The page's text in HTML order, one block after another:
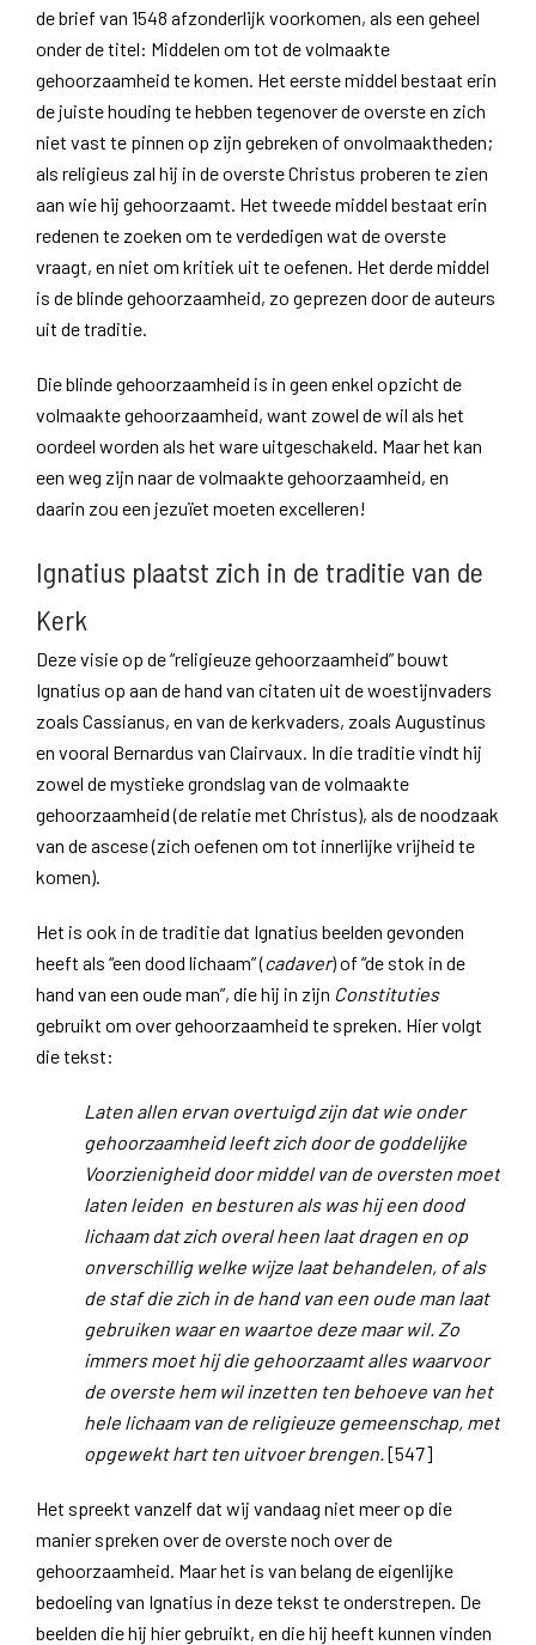
de brief van 1548 afzonderlijk voorkomen, als een geheel
onder de titel: Middelen om tot de volmaakte
gehoorzaamheid te komen. Het eerste middel bestaat erin
de juiste houding te hebben tegenover de overste en zich
niet vast te pinnen op zijn gebreken of onvolmaaktheden;
als religieus zal hij in de overste Christus proberen te zien
aan wie hij gehoorzaamt. Het tweede middel bestaat erin
redenen te zoeken om te verdedigen wat de overste
vraagt, en niet om kritiek uit te oefenen. Het derde middel
is de blinde gehoorzaamheid, zo geprezen door de auteurs
uit de traditie.
Die blinde gehoorzaamheid is in geen enkel opzicht de
volmaakte gehoorzaamheid, want zowel de wil als het
oordeel worden als het ware uitgeschakeld. Maar het kan
een weg zijn naar de volmaakte gehoorzaamheid, en
daarin zou een jezuïet moeten excelleren!
Ignatius plaatst zich in de traditie van de
Kerk
Deze visie op de “religieuze gehoorzaamheid” bouwt
Ignatius op aan de hand van citaten uit de woestijnvaders
zoals Cassianus, en van de kerkvaders, zoals Augustinus
en vooral Bernardus van Clairvaux. In die traditie vindt hij
zowel de mystieke grondslag van de volmaakte
gehoorzaamheid (de relatie met Christus), als de noodzaak
van de ascese (zich oefenen om tot innerlijke vrijheid te
komen).
Het is ook in de traditie dat Ignatius beelden gevonden
heeft als “een dood lichaam” (cadaver) of “de stok in de
hand van een oude man”, die hij in zijn Constituties
gebruikt om over gehoorzaamheid te spreken. Hier volgt
die tekst:
Laten allen ervan overtuigd zijn dat wie onder
gehoorzaamheid leeft zich door de goddelijke
Voorzienigheid door middel van de oversten moet
laten leiden en besturen als was hij een dood
lichaam dat zich overal heen laat dragen en op
onverschillig welke wijze laat behandelen, of als
de staf die zich in de hand van een oude man laat
gebruiken waar en waartoe deze maar wil. Zo
immers moet hij die gehoorzaamt alles waarvoor
de overste hem wil inzetten ten behoeve van het
hele lichaam van de religieuze gemeenschap, met
opgewekt hart ten uitvoer brengen. [547]
Het spreekt vanzelf dat wij vandaag niet meer op die
manier spreken over de overste noch over de
gehoorzaamheid. Maar het is van belang de eigenlijke
bedoeling van Ignatius in deze tekst te onderstrepen. De
beelden die hij hier gebruikt, en die hij heeft kunnen vinden